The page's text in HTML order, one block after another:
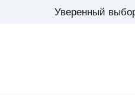
Уверенный